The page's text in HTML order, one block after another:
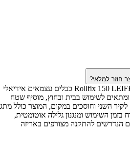
חוזר למלאי?
מתקן יבוש כביסה נגלל Rollfix 150 LEIFHEIT 3 כבלים עצמאים אידיאלי
לשימוש בבית ובחוץ, מוסיף שטח
השני וחוסכים במקום, המוצר כולל מתג
בזמן השימוש ומנגנון גלילה אוטומטית,
הנדרשים להתקנה מצורפים באריזה